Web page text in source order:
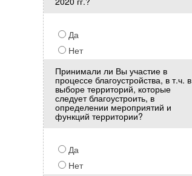
Да
Нет
Принимали ли Вы участие в
процессе благоустройства, в т.ч. в
выборе территорий, которые
следует благоустроить, в
определении мероприятий и
функций территории?
Да
Нет